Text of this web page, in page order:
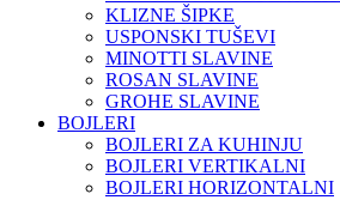
KLIZNE ŠIPKE
USPONSKI TUŠEVI
MINOTTI SLAVINE
ROSAN SLAVINE
GROHE SLAVINE
BOJLERI
BOJLERI ZA KUHINJU
BOJLERI VERTIKALNI
BOJLERI HORIZONTALNI